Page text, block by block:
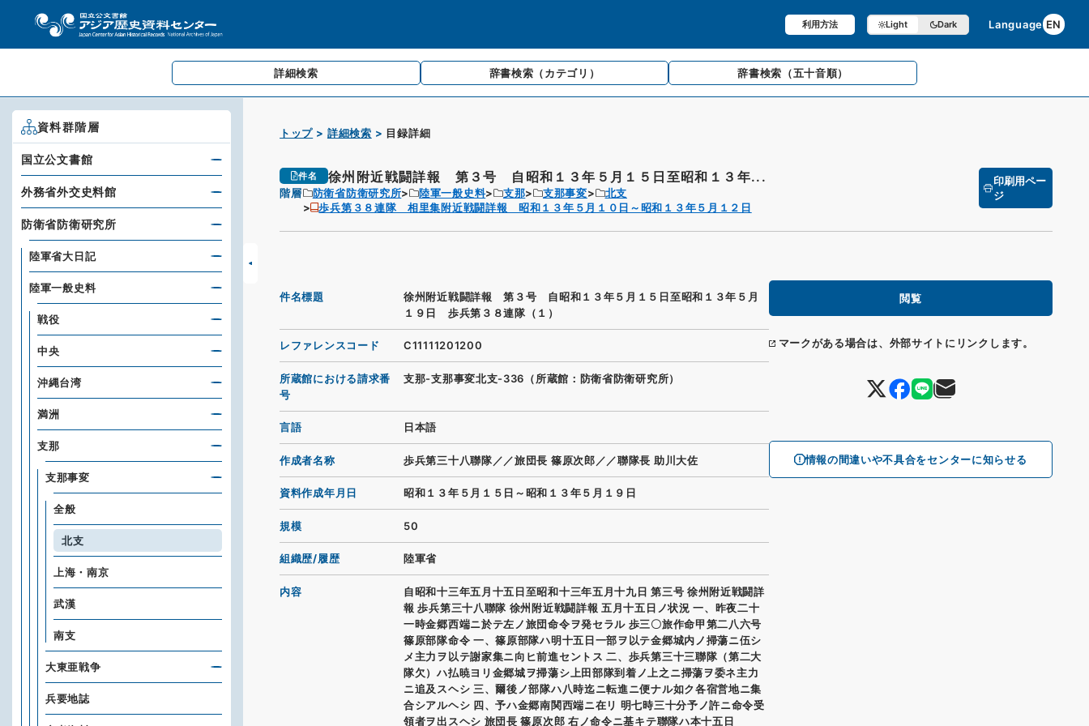
利用方法 Light Dark Language EN
詳細検索 辞書検索 （カテゴリ） 辞書検索 （五十音順）
トップ 詳細検索 目録詳細
件名 徐州附近戦闘詳報 第３号 自昭和１３年５月１５日至昭和１３年...
階層 防衛省防衛研究所 陸軍一般史料 支那 支那事変
北支
歩兵第３８連隊 相里集附近戦闘詳報 昭和１３年５月１０日～昭和１３年５月１２日
印刷用ペー
ジ
閲覧
マークがある場合は、外部サイトにリンクします。
情報の間違いや不具合をセンターに知らせる
件名標題
徐州附近戦闘詳報 第３号 自昭和１３年５月１５日至昭和１３年５月
１９日 歩兵第３８連隊（１）
レファレンスコード C11111201200
所蔵館における請求番
号
支那-支那事変北支-336（所蔵館：防衛省防衛研究所）
言語 日本語
作成者名称 歩兵第三十八聯隊／／旅団長 篠原次郎／／聯隊長 助川大佐
資料作成年月日 昭和１３年５月１５日～昭和１３年５月１９日
規模 50
組織歴/履歴 陸軍省
内容
自昭和十三年五月十五日至昭和十三年五月十九日 第三号 徐州附近戦闘詳
報 歩兵第三十八聯隊 徐州附近戦闘詳報 五月十五日ノ状況 一、昨夜二十
一時金郷西端ニ於テ左ノ旅団命令ヲ発セラル 歩三〇旅作命甲第二八六号
篠原部隊命令 一、篠原部隊ハ明十五日一部ヲ以テ金郷城内ノ掃蕩ニ伍シ
メ主力ヲ以テ謝家集ニ向ヒ前進セントス 二、歩兵第三十三聯隊（第二大
隊欠）ハ払暁ヨリ金郷城ヲ掃蕩シ上田部隊到着ノ上之ニ掃蕩ヲ委ネ主力
ニ追及スヘシ 三、爾後ノ部隊ハ八時迄ニ転進ニ便ナル如ク各宿営地ニ集
合シアルヘシ 四、予ハ金郷南関西端ニ在リ 明七時三十分予ノ許ニ命令受
領者ヲ出スヘシ 旅団長 篠原次郎 右ノ命令ニ基キテ聯隊ハ本十五日
資料群階層
国立公文書館
外務省外交史料館
防衛省防衛研究所
陸軍省大日記
陸軍一般史料
戦役
中央
沖縄台湾
満洲
支那
支那事変
全般
北支
上海・南京
武漢
南支
大東亜戦争
兵要地誌